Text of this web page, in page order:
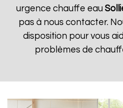
urgence chauffe eau
pas à nous contacter.
disposition pour vous
problèmes de